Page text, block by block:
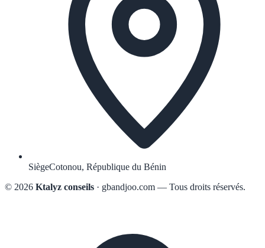
SiègeCotonou, République du Bénin
© 2026 Ktalyz conseils · gbandjoo.com — Tous droits réservés.